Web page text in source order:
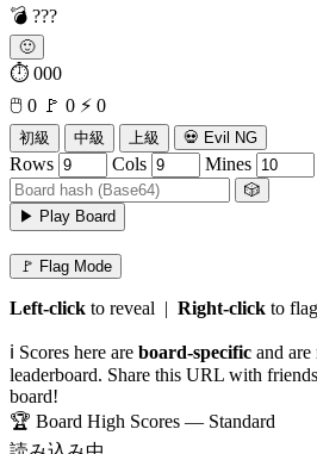
💣 ???
🙂
⏱ 000
🖱️ 0 🚩 0 ⚡ 0
初級 中級 上級 💀 Evil NG
Rows Cols Mines
🎲
▶ Play Board
🚩 Flag Mode
Left-click to reveal | Right-click to
ℹ️ Scores here are board-specific and
leaderboard. Share this URL with
board!
🏆 Board High Scores — Standard